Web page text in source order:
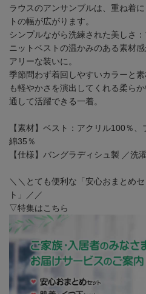
ラウスのアンサンブルは、重ね着
トの幅が広がります。
シンプルながら洗練された美しさ
ニットベストの温かみのある素材
アリーな装いに。
季節問わず着回しやすいカラーと
も軽やかさを演出してくれる柔ら
通して活躍できる一着。
【素材】ベスト：アクリル100％
綿35％
【仕様】バングラディシュ製 ／洗
＼＼とても便利な「安心おまとめ
ト」／／
▽特集はこちら